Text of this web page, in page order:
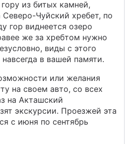
из битых камней,
Чуйский хребет, по
гор виднеется озеро
же за хребтом нужно
виды с этого
в вашей памяти.
или желания
на своем авто, со всех
на Акташский
экскурсии. Проезжей эта
с июня по сентябрь